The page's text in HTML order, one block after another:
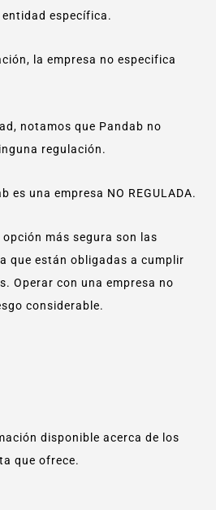
específica.
la empresa no especifica
notamos que Pandab no
regulación.
es una empresa NO REGULADA.
más segura son las
que están obligadas a cumplir
Operar con una empresa no
considerable.
disponible acerca de los
que ofrece.